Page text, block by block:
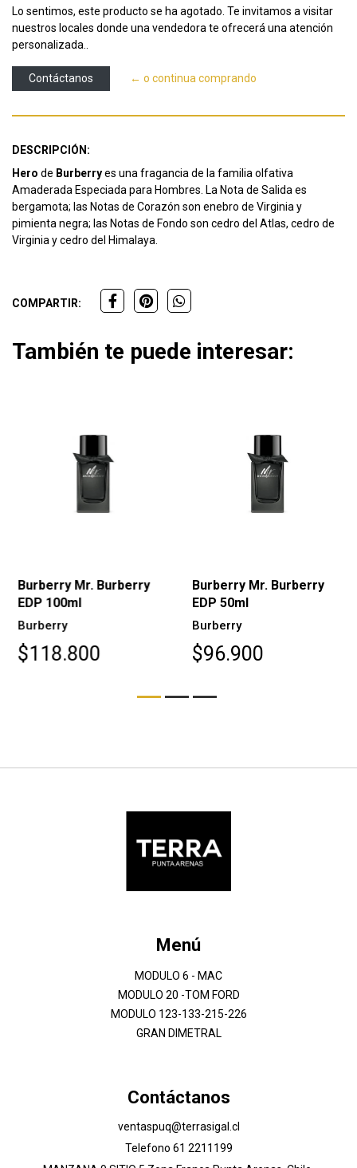
Lo sentimos, este producto se ha agotado. Te invitamos a visitar
nuestros locales donde una vendedora te ofrecerá una atención
personalizada..
Contáctanos ← o continua comprando
DESCRIPCIÓN:
Hero de Burberryes una fragancia de la familia olfativa
Amaderada Especiada para Hombres. La Nota de Salida es
bergamota; las Notas de Corazón son enebro de Virginia y
pimienta negra; las Notas de Fondo son cedro del Atlas, cedro de
Virginia y cedro del Himalaya.
COMPARTIR:
También te puede interesar:
Burberry Mr. Burberry
EDP 100ml
Burberry
$118.800
Burberry Mr. Burberry
EDP 50ml
Burberry
$96.900
Menú
MODULO 6 - MAC
MODULO 20 -TOM FORD
MODULO 123-133-215-226
GRAN DIMETRAL
Contáctanos
ventaspuq@terrasigal.cl
Telefono 61 2211199